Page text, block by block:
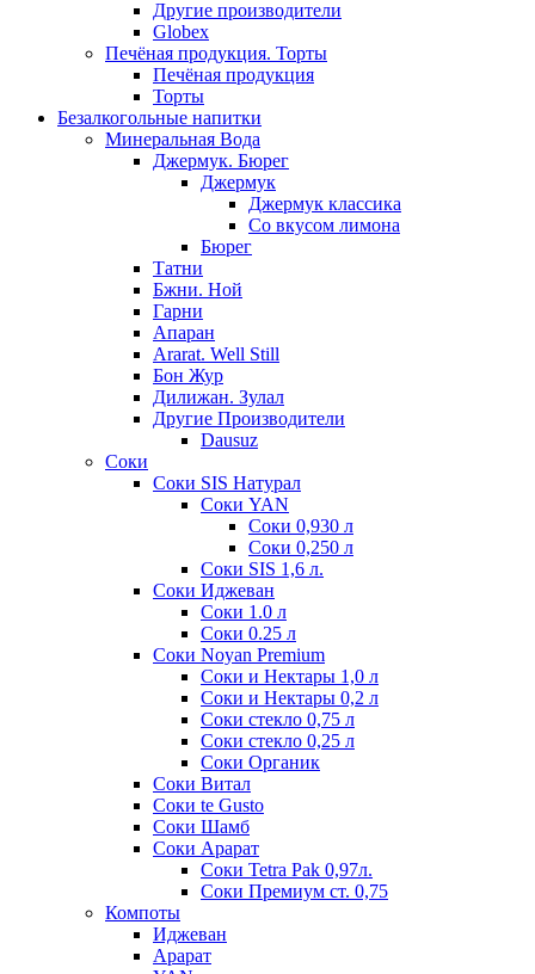
Другие производители
Globex
Печёная продукция. Торты
Печёная продукция
Торты
Безалкогольные напитки
Минеральная Вода
Джермук. Бюрег
Джермук
Джермук классика
Со вкусом лимона
Бюрег
Татни
Бжни. Ной
Гарни
Апаран
Ararat. Well Still
Бон Жур
Дилижан. Зулал
Другие Производители
Dausuz
Соки
Соки SIS Натурал
Соки YAN
Соки 0,930 л
Соки 0,250 л
Соки SIS 1,6 л.
Соки Иджеван
Соки 1.0 л
Соки 0.25 л
Соки Noyan Premium
Соки и Нектары 1,0 л
Соки и Нектары 0,2 л
Соки стекло 0,75 л
Соки стекло 0,25 л
Соки Органик
Соки Витал
Соки te Gusto
Соки Шамб
Соки Арарат
Соки Tetra Pak 0,97л.
Соки Премиум ст. 0,75
Компоты
Иджеван
Арарат